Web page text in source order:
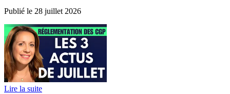
Publié le 28 juillet 2026
Lire la suite